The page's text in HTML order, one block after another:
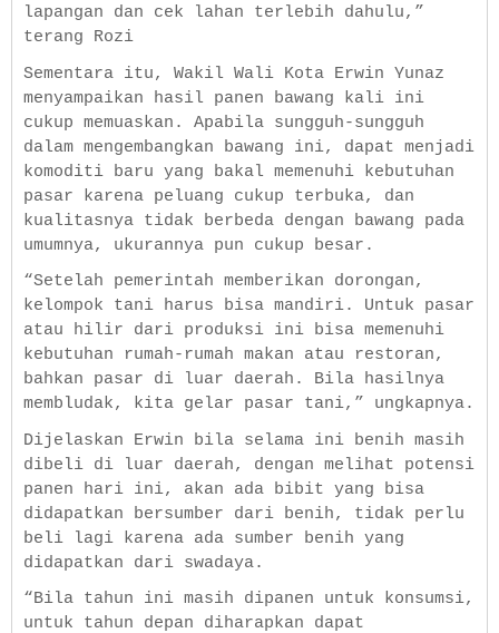
lapangan dan cek lahan terlebih dahulu,”
terang Rozi
Sementara itu, Wakil Wali Kota Erwin Yunaz
menyampaikan hasil panen bawang kali ini
cukup memuaskan. Apabila sungguh-sungguh
dalam mengembangkan bawang ini, dapat menjadi
komoditi baru yang bakal memenuhi kebutuhan
pasar karena peluang cukup terbuka, dan
kualitasnya tidak berbeda dengan bawang pada
umumnya, ukurannya pun cukup besar.
“Setelah pemerintah memberikan dorongan,
kelompok tani harus bisa mandiri. Untuk pasar
atau hilir dari produksi ini bisa memenuhi
kebutuhan rumah-rumah makan atau restoran,
bahkan pasar di luar daerah. Bila hasilnya
membludak, kita gelar pasar tani,” ungkapnya.
Dijelaskan Erwin bila selama ini benih masih
dibeli di luar daerah, dengan melihat potensi
panen hari ini, akan ada bibit yang bisa
didapatkan bersumber dari benih, tidak perlu
beli lagi karena ada sumber benih yang
didapatkan dari swadaya.
“Bila tahun ini masih dipanen untuk konsumsi,
untuk tahun depan diharapkan dapat